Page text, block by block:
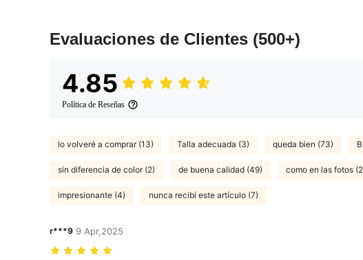
Evaluaciones de Clientes (500+)
4.85
Política de Reseñas
lo volveré a comprar (13) Talla adecuada (3) queda bien (73)
sin diferencia de color (2) de buena calidad (49) como en las fotos
impresionante (4) nunca recibí este artículo (7)
r***9 9 Apr,2025